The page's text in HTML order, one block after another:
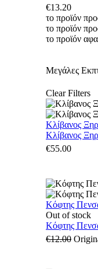
€13.20
το προϊόν
το προϊόν
το προϊόν
Μεγάλες
Clear Filters
Κλίβανος
Κλίβανος
€55.00
Κόφτης
Out of stock
Κόφτης
€12.00